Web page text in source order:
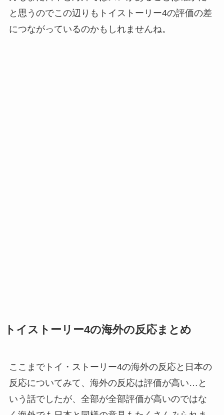
と思うのでこの辺りもトイストーリー4の評価の差
につながっているのかもしれませんね。
トイストーリー4の海外の反応まとめ
ここまでトイ・ストーリー4の海外の反応と日本の
反応についてみて、海外の反応は評価が高い…と
いう話でしたが、全部が全部評価が高いのではな